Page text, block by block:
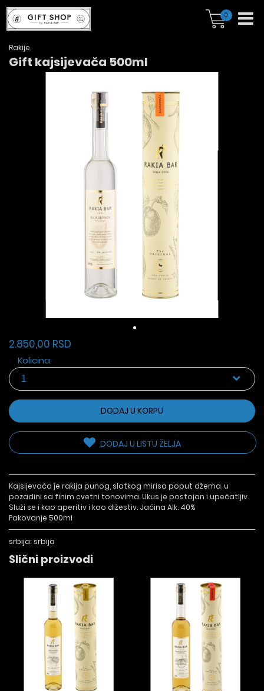
0
Rakije
Gift kajsijevača 500ml
2.850,00 RSD
Kolicina:
DODAJ U KORPU
DODAJ U LISTU ŽELJA
Kajsijevača je rakija punog, slatkog mirisa poput džema, u
pozadini sa finim cvetni tonovima. Ukus je postojan i upečatljiv.
Služi se i kao aperitiv i kao dižestiv. Jačina Alk. 40%
Pakovanje 500ml
srbija: srbija
Slični proizvodi